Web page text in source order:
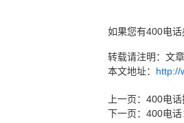
如果您有400电
转载请注明：文
本文地址： http://
上一页： 400电
下一页： 400电话